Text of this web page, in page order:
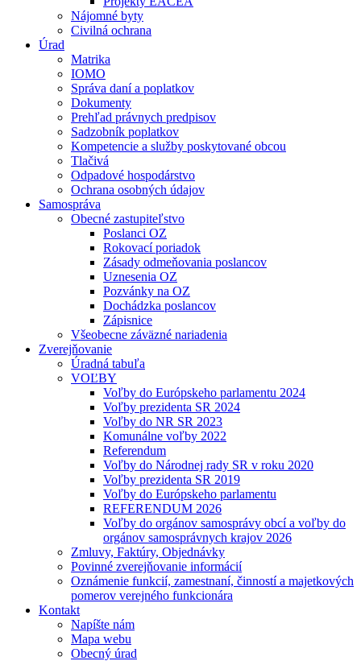
Nájomné byty
Civilná ochrana
Úrad
Matrika
IOMO
Správa daní a poplatkov
Dokumenty
Prehľad právnych predpisov
Sadzobník poplatkov
Kompetencie a služby poskytované obcou
Tlačivá
Odpadové hospodárstvo
Ochrana osobných údajov
Samospráva
Obecné zastupiteľstvo
Poslanci OZ
Rokovací poriadok
Zásady odmeňovania poslancov
Uznesenia OZ
Pozvánky na OZ
Dochádzka poslancov
Zápisnice
Všeobecne záväzné nariadenia
Zverejňovanie
Úradná tabuľa
VOĽBY
Voľby do Európskeho parlamentu 2024
Voľby prezidenta SR 2024
Voľby do NR SR 2023
Komunálne voľby 2022
Referendum
Voľby do Národnej rady SR v roku 2020
Voľby prezidenta SR 2019
Voľby do Európskeho parlamentu
REFERENDUM 2026
Voľby do orgánov samosprávy obcí a voľby do
orgánov samosprávnych krajov 2026
Zmluvy, Faktúry, Objednávky
Povinné zverejňovanie informácií
Oznámenie funkcií, zamestnaní, činností a majetkových
pomerov verejného funkcionára
Kontakt
Napíšte nám
Mapa webu
Obecný úrad